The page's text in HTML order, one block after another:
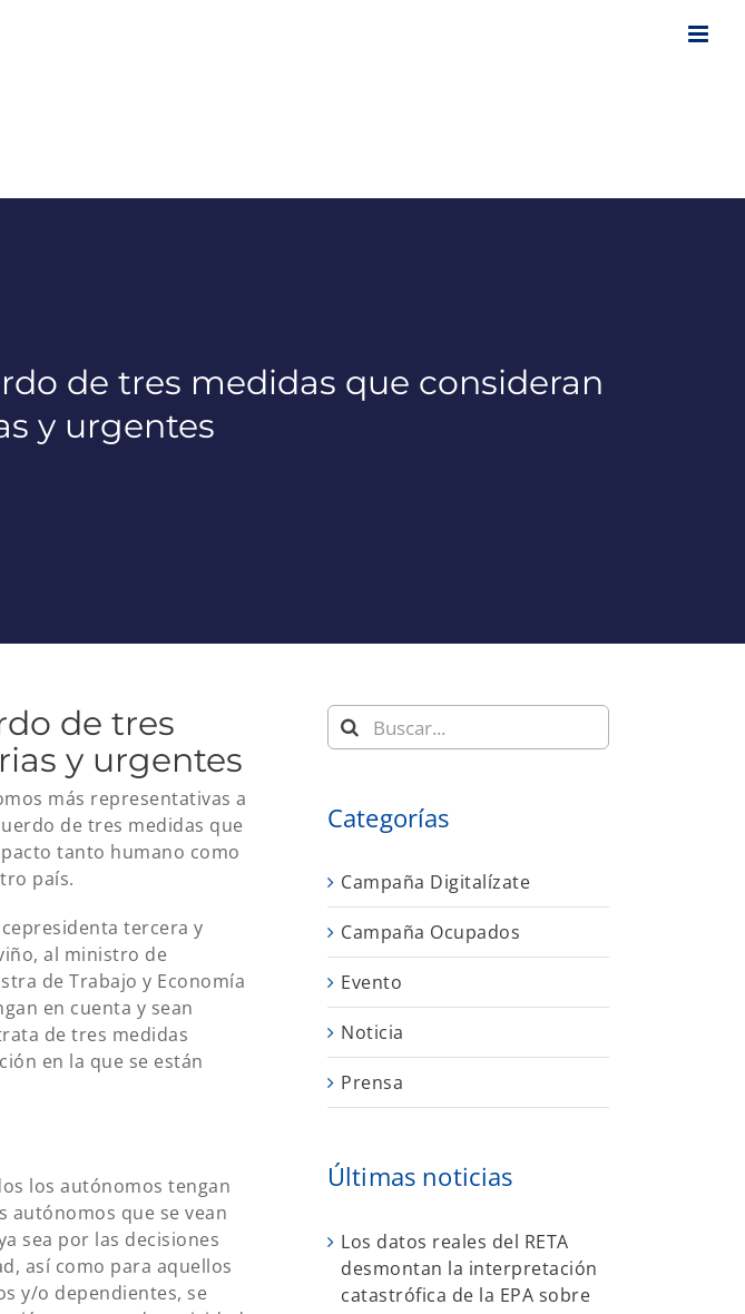
de tres medidas que consideran
y urgentes
de tres
y urgentes
más representativas a
de tres medidas que
tanto humano como
país.
tercera y
al ministro de
de Trabajo y Economía
en cuenta y sean
de tres medidas
en la que se están
los autónomos tengan
autónomos que se vean
sea por las decisiones
así como para aquellos
y/o dependientes, se
Buscar:
Categorías
Campaña Digitalízate
Campaña Ocupados
Evento
Noticia
Prensa
Últimas noticias
Los datos reales del RETA
desmontan la interpretación
catastrófica de la EPA sobre